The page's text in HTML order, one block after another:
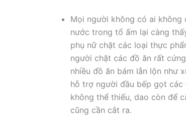
Mọi người không có ai
nước trong tổ ấm lại càng
phụ nữ chặt các loại thực
người chặt các đồ ăn rất
nhiều đồ ăn bám lẫn lộn như
hỗ trợ người đầu bếp gọt các
không thể thiếu, dao còn để
cũng cần cắt ra.